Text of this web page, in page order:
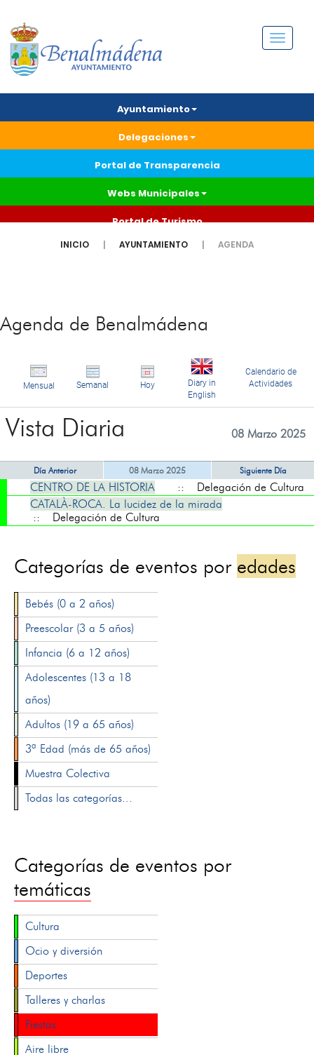
Menú
Ayuntamiento
Delegaciones
Portal de Transparencia
Webs Municipales
Portal de Turismo
INICIO AYUNTAMIENTO AGENDA
Agenda de Benalmádena
Mensual Semanal Hoy
Diary in
English
Calendario de
Actividades
Vista Diaria 08 Marzo 2025
Día Anterior 08 Marzo 2025 Siguiente Día
CENTRO DE LA HISTORIA
:: Delegación de Cultura
CATALÀ-ROCA. La lucidez de la mirada
:: Delegación de Cultura
Categorías de eventos por edades
Bebés (0 a 2 años)
Preescolar (3 a 5 años)
Infancia (6 a 12 años)
Adolescentes (13 a 18
años)
Adultos (19 a 65 años)
3ª Edad (más de 65 años)
Muestra Colectiva
Todas las categorías...
Categorías de eventos por
temáticas
Cultura
Ocio y diversión
Deportes
Talleres y charlas
Fiestas
Aire libre